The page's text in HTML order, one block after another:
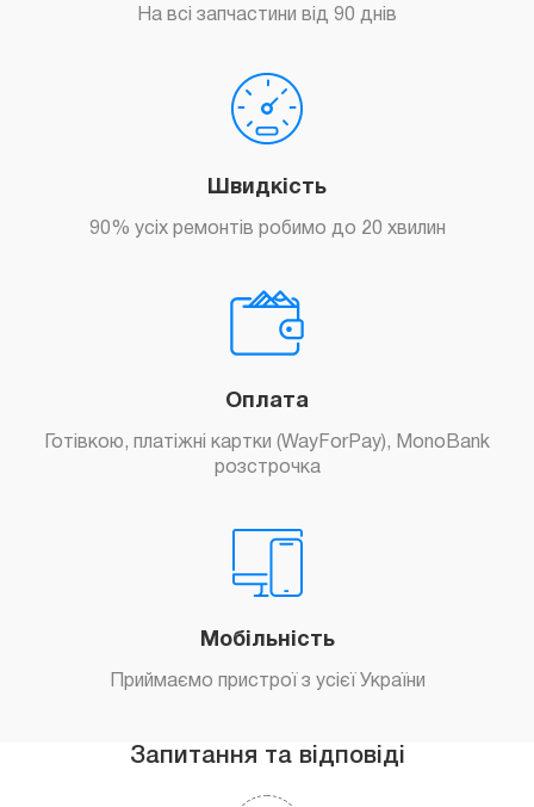
На всі запчастини від 90 днів
Швидкість
90% усіх ремонтів робимо до 20 хвилин
Оплата
Готівкою, платіжні картки (WayForPay), MonoBank
розстрочка
Мобільність
Приймаємо пристрої з усієї України
Запитання та відповіді